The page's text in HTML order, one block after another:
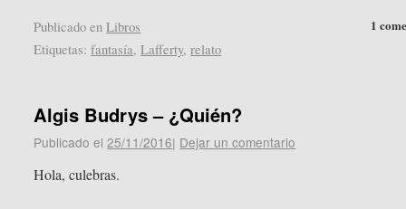
1
Publicado en Libros
Etiquetas: fantasía,Lafferty,relato
Algis Budrys – ¿Quién?
Publicado el 25/11/2016| Dejar un comentario
Hola, culebras.